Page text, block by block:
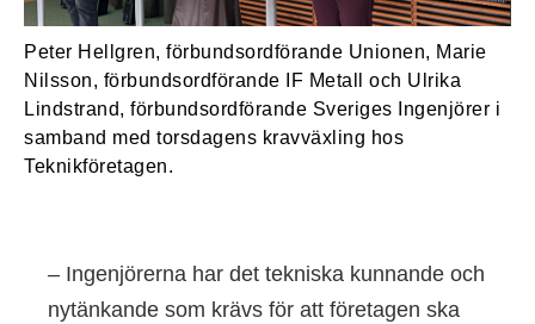
Peter Hellgren, förbundsordförande Unionen, Marie
Nilsson, förbundsordförande IF Metall och Ulrika
Lindstrand, förbundsordförande Sveriges Ingenjörer i
samband med torsdagens kravväxling hos
Teknikföretagen.
– Ingenjörerna har det tekniska kunnande och
nytänkande som krävs för att företagen ska